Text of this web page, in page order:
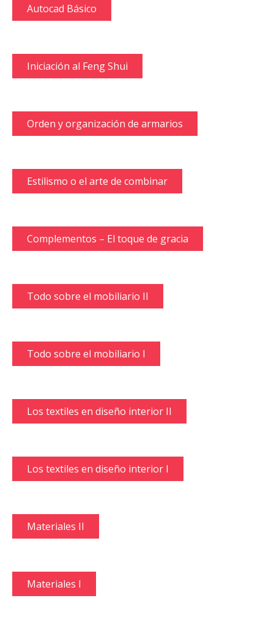
Autocad Básico
Iniciación al Feng Shui
Orden y organización de armarios
Estilismo o el arte de combinar
Complementos – El toque de gracia
Todo sobre el mobiliario II
Todo sobre el mobiliario I
Los textiles en diseño interior II
Los textiles en diseño interior I
Materiales II
Materiales I